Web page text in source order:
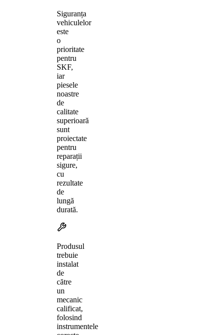
Siguranța
vehiculelor
este
o
prioritate
pentru
SKF,
iar
piesele
noastre
de
calitate
superioară
sunt
proiectate
pentru
reparații
sigure,
cu
rezultate
de
lungă
durată.
Produsul
trebuie
instalat
de
către
un
mecanic
calificat,
folosind
instrumentele